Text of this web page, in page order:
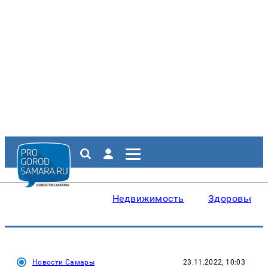
Недвижимость Здоровье
Новости Самары 23.11.2022, 10:03